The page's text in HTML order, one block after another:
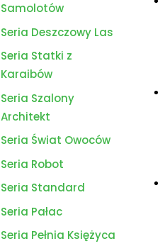
Samolotów
Seria Deszczowy Las
Seria Statki z
Karaibów
Seria Szalony
Architekt
Seria Świat Owoców
Seria Robot
Seria Standard
Seria Pałac
Seria Pełnia Księżyca